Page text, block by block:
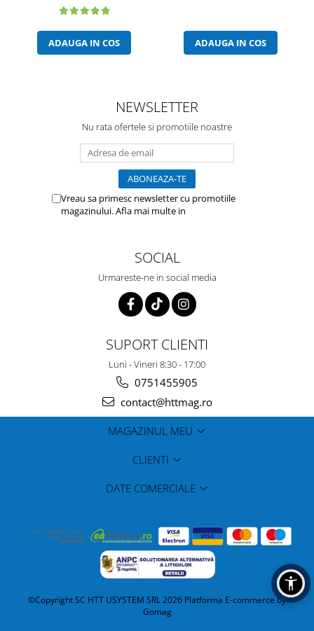
ADAUGA IN COS ADAUGA IN COS
NEWSLETTER
Nu rata ofertele si promotiile noastre
Vreau sa primesc newsletter cu promotiile
magazinului. Afla mai multe in
SOCIAL
Urmareste-ne in social media
SUPORT CLIENTI
Luni - Vineri 8:30 - 17:00
0751455905
contact@httmag.ro
MAGAZINUL MEU
CLIENTI
DATE COMERCIALE
©Copyright SC HTT USYSTEM SRL 2026 Platforma E-commerce by
Gomag